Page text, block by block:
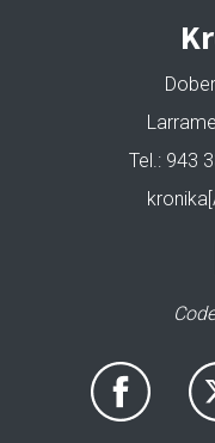
Tel.: 943